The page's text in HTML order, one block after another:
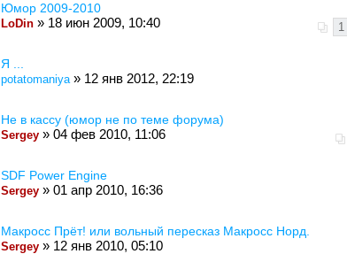
Юмор 2009-2010
1
LoDin » 18 июн 2009, 10:40
Я ...
potatomaniya » 12 янв 2012, 22:19
Не в кассу (юмор не по теме форума)
Sergey » 04 фев 2010, 11:06
SDF Power Engine
Sergey » 01 апр 2010, 16:36
Макросс Прёт! или вольный пересказ Макросс Норд.
Sergey » 12 янв 2010, 05:10